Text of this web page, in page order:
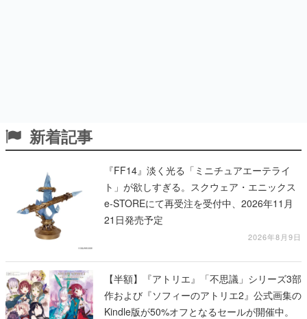
新着記事
『FF14』淡く光る「ミニチュアエーテライ
ト」が欲しすぎる。スクウェア・エニックス
e-STOREにて再受注を受付中、2026年11月
21日発売予定
2026年8月9日
【半額】『アトリエ』「不思議」シリーズ3部
作および『ソフィーのアトリエ2』公式画集の
Kindle版が50%オフとなるセールが開催中。